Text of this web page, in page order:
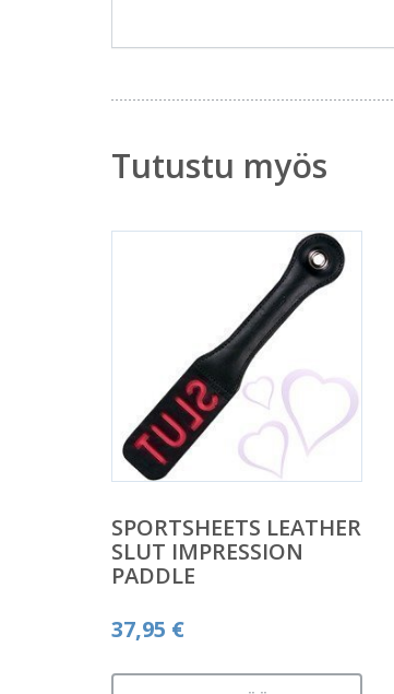
Tutustu myös
SPORTSHEETS LEATHER
SLUT IMPRESSION
PADDLE
37,95 €